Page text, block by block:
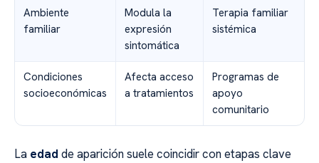
Ambiente
familiar
Modula la
expresión
sintomática
Terapia familiar
sistémica
Condiciones
socioeconómicas
Afecta acceso
a tratamientos
Programas de
apoyo
comunitario
La edad de aparición suele coincidir con etapas clave